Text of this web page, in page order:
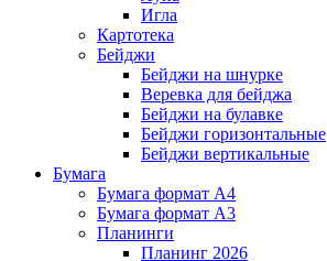
Игла
Картотека
Бейджи
Бейджи на шнурке
Веревка для бейджа
Бейджи на булавке
Бейджи горизонтальные
Бейджи вертикальные
Бумага
Бумага формат А4
Бумага формат А3
Планинги
Планинг 2026